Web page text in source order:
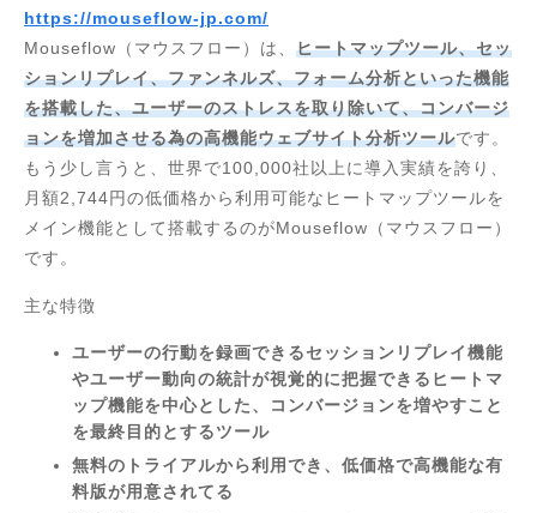
https://mouseflow-jp.com/
Mouseflow（マウスフロー）は、 ヒートマップツール、セッ
ションリプレイ、ファンネルズ、フォーム分析といった機能
を搭載した、ユーザーのストレスを取り除いて、コンバージ
ョンを増加させる為の高機能ウェブサイト分析ツールです。
もう少し言うと、世界で100,000社以上に導入実績を誇り、
月額2,744円の低価格から利用可能なヒートマップツールを
メイン機能として搭載するのがMouseflow（マウスフロー）
です。
主な特徴
ユーザーの行動を録画できるセッションリプレイ機能
やユーザー動向の統計が視覚的に把握できるヒートマ
ップ機能を中心とした、コンバージョンを増やすこと
を最終目的とするツール
無料のトライアルから利用でき、低価格で高機能な有
料版が用意されてる